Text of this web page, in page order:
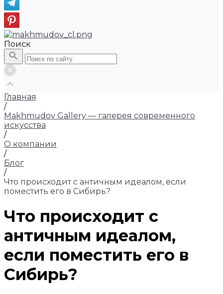
Поиск
Главная
/
Makhmudov Gallery — галерея современного
искусства
/
О компании
/
Блог
/
Что происходит с античным идеалом, если
поместить его в Сибирь?
Что происходит с
античным идеалом,
если поместить его в
Сибирь?